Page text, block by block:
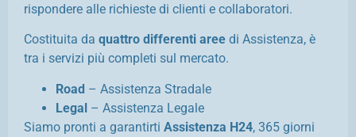
rispondere alle richieste di clienti e collaboratori.
Costituita da quattro differenti aree di Assistenza, è
tra i servizi più completi sul mercato.
Road – Assistenza Stradale
Legal – Assistenza Legale
Siamo pronti a garantirti Assistenza H24, 365 giorni